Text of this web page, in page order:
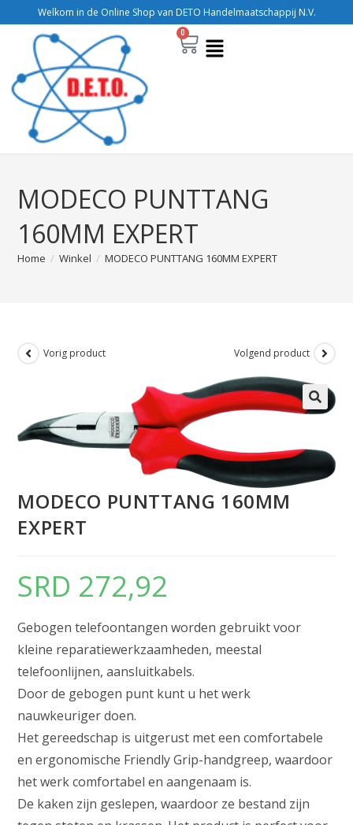
Welkom in de Online Shop van DETO Handelmaatschappij N.V.
0
MODECO PUNTTANG
160MM EXPERT
Home / Winkel / MODECO PUNTTANG 160MM EXPERT
Vorig product Volgend product
MODECO PUNTTANG 160MM
EXPERT
SRD 272,92
Gebogen telefoontangen worden gebruikt voor
kleine reparatiewerkzaamheden, meestal
telefoonlijnen, aansluitkabels.
Door de gebogen punt kunt u het werk
nauwkeuriger doen.
Het gereedschap is uitgerust met een comfortabele
en ergonomische Friendly Grip-handgreep, waardoor
het werk comfortabel en aangenaam is.
De kaken zijn geslepen, waardoor ze bestand zijn